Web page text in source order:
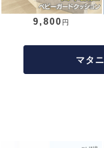
9,800 円
マタ